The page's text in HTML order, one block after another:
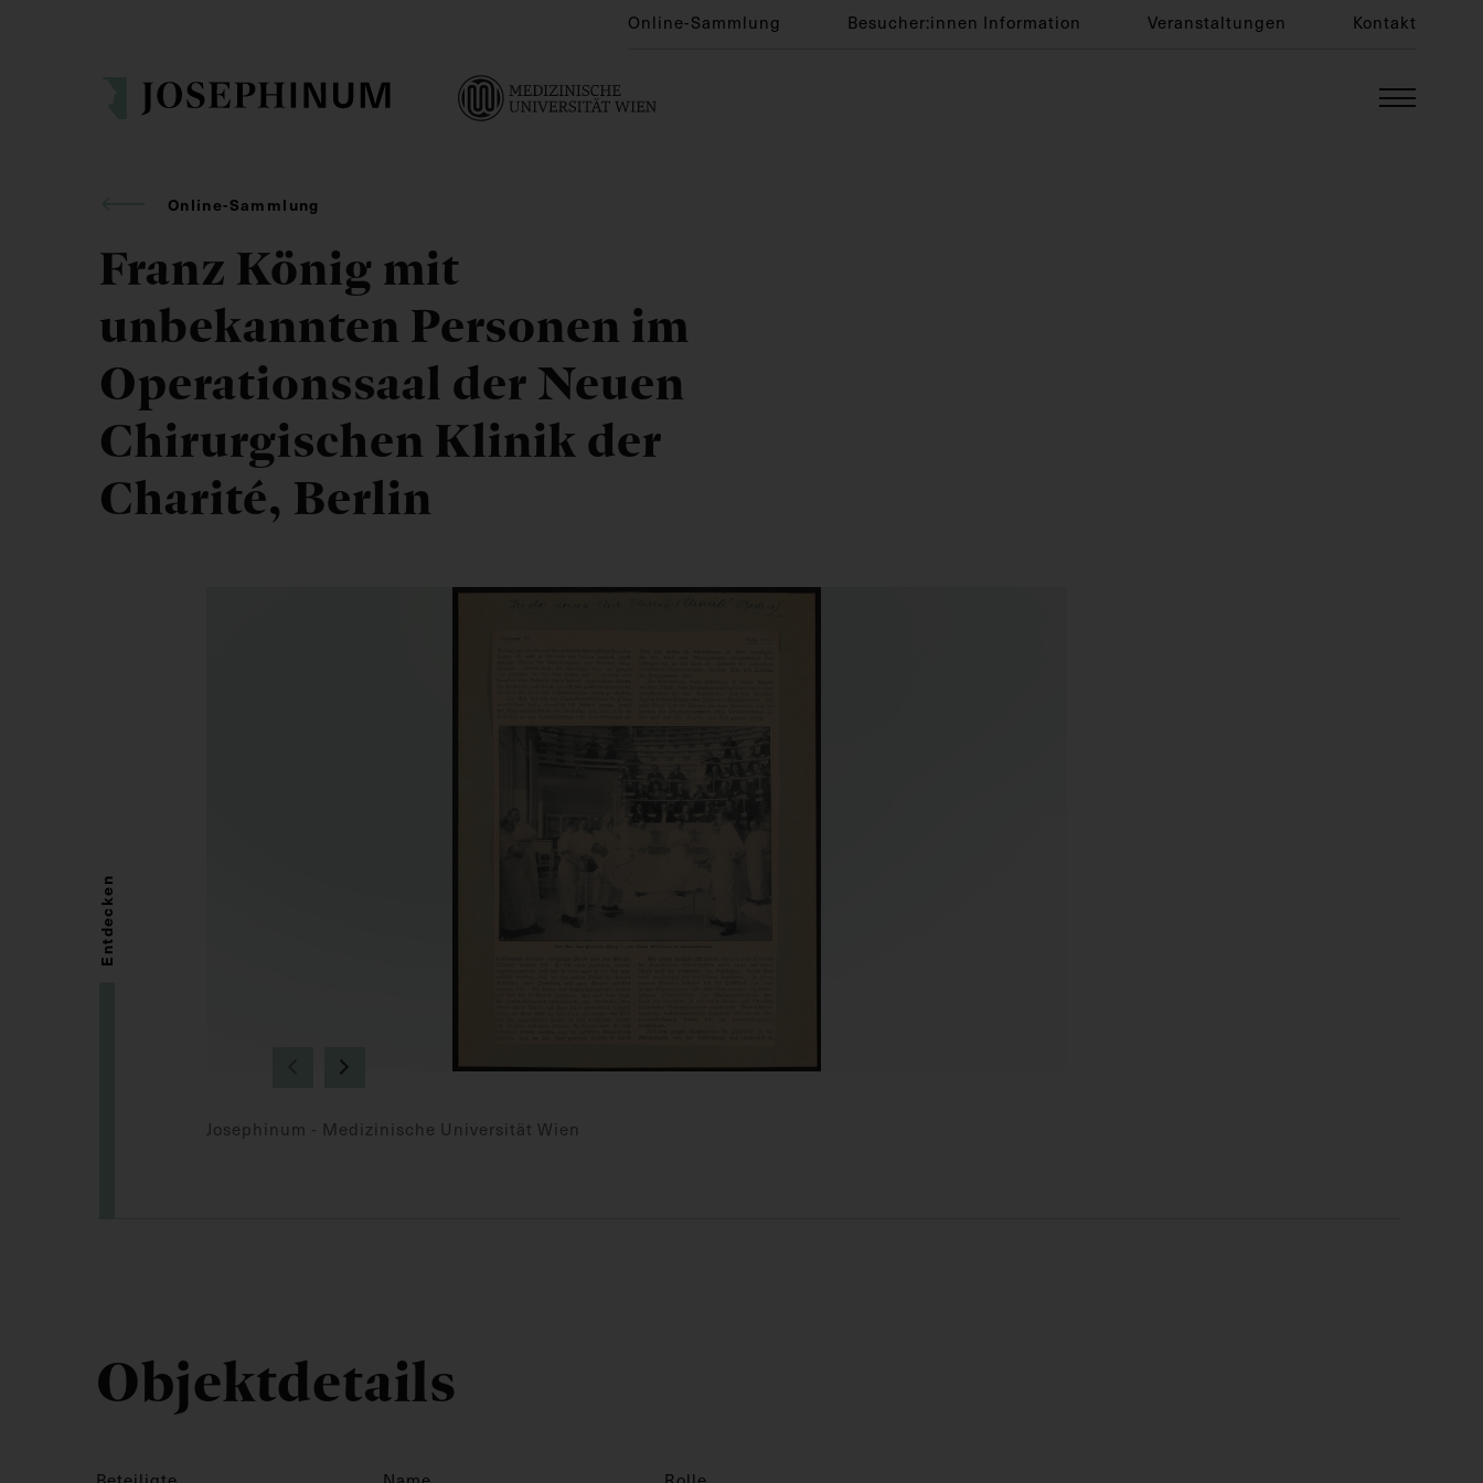
Online-Sammlung Besucher:innen Information Veranstaltungen Kontakt
Online-Sammlung
Franz König mit
unbekannten Personen im
Operationssaal der Neuen
Chirurgischen Klinik der
Charité, Berlin
Josephinum - Medizinische Universität Wien
Entdecken
Objektdetails